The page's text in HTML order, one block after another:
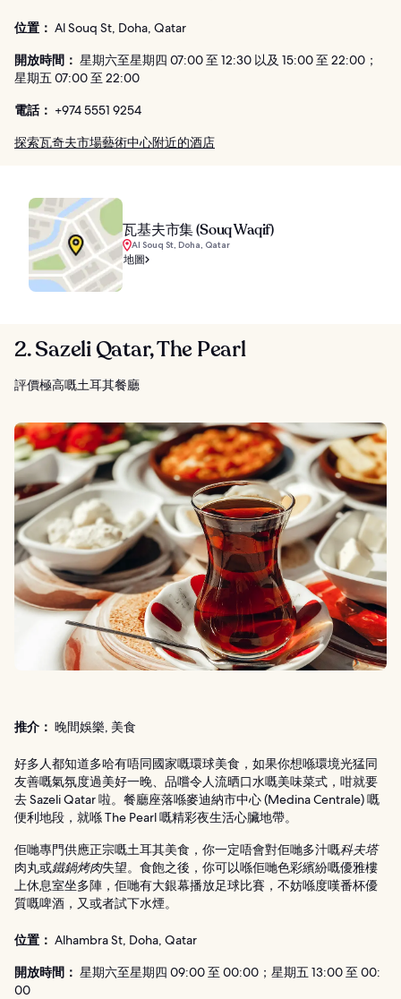
位置： Al Souq St, Doha, Qatar
開放時間： 星期六至星期四 07:00 至 12:30 以及 15:00 至 22:00；
星期五 07:00 至 22:00
電話： +974 5551 9254
探索瓦奇夫市場藝術中心附近的酒店
瓦基夫市集 (Souq Waqif)
Al Souq St, Doha, Qatar
地圖
2. Sazeli Qatar, The Pearl
評價極高嘅土耳其餐廳
推介： 晚間娛樂, 美食
好多人都知道多哈有唔同國家嘅環球美食，如果你想喺環境光猛同
友善嘅氣氛度過美好一晚、品嚐令人流晒口水嘅美味菜式，咁就要
去 Sazeli Qatar 啦。餐廳座落喺麥迪納市中心 (Medina Centrale) 嘅
便利地段，就喺 The Pearl 嘅精彩夜生活心臟地帶。
佢哋專門供應正宗嘅土耳其美食，你一定唔會對佢哋多汁嘅科夫塔
肉丸或鐵鍋烤肉失望。食飽之後，你可以喺佢哋色彩繽紛嘅優雅樓
上休息室坐多陣，佢哋有大銀幕播放足球比賽，不妨喺度嘆番杯優
質嘅啤酒，又或者試下水煙。
位置： Alhambra St, Doha, Qatar
開放時間： 星期六至星期四 09:00 至 00:00；星期五 13:00 至 00:
00